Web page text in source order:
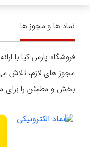
نماد ها و مجوز ها
فروشگاه پارس کیا با
مجوز های لازم، تلاش
بخش و مطمئن را برای